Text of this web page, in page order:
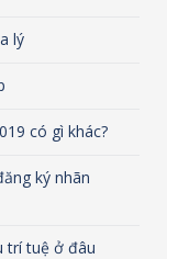
lý
có gì khác?
ký nhãn
trí tuệ ở đâu